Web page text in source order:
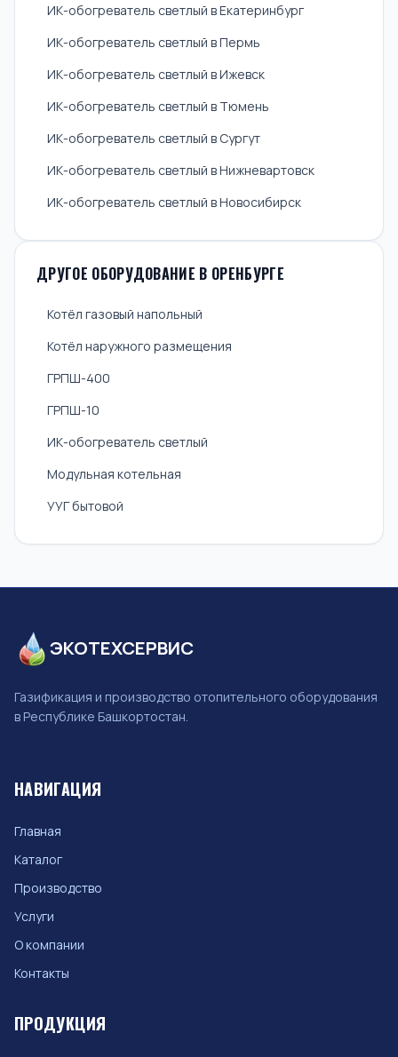
ИК-обогреватель светлый в Екатеринбург
ИК-обогреватель светлый в Пермь
ИК-обогреватель светлый в Ижевск
ИК-обогреватель светлый в Тюмень
ИК-обогреватель светлый в Сургут
ИК-обогреватель светлый в Нижневартовск
ИК-обогреватель светлый в Новосибирск
ДРУГОЕ ОБОРУДОВАНИЕ В ОРЕНБУРГЕ
Котёл газовый напольный
Котёл наружного размещения
ГРПШ-400
ГРПШ-10
ИК-обогреватель светлый
Модульная котельная
УУГ бытовой
ЭКОТЕХСЕРВИС
Газификация и производство отопительного оборудования
в Республике Башкортостан.
НАВИГАЦИЯ
Главная
Каталог
Производство
Услуги
О компании
Контакты
ПРОДУКЦИЯ